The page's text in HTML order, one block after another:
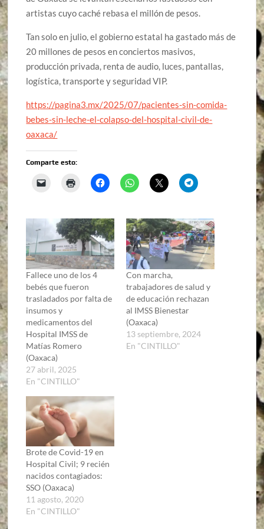
artistas cuyo caché rebasa el millón de pesos.
Tan solo en julio, el gobierno estatal ha gastado más de
20 millones de pesos en conciertos masivos,
producción privada, renta de audio, luces, pantallas,
logística, transporte y seguridad VIP.
https://pagina3.mx/2025/07/pacientes-sin-comida-
bebes-sin-leche-el-colapso-del-hospital-civil-de-
oaxaca/
Comparte esto:
Fallece uno de los 4
bebés que fueron
trasladados por falta de
insumos y
medicamentos del
Hospital IMSS de
Matías Romero
(Oaxaca)
27 abril, 2025
En "CINTILLO"
Con marcha,
trabajadores de salud y
de educación rechazan
al IMSS Bienestar
(Oaxaca)
13 septiembre, 2024
En "CINTILLO"
Brote de Covid-19 en
Hospital Civil; 9 recién
nacidos contagiados:
SSO (Oaxaca)
11 agosto, 2020
En "CINTILLO"